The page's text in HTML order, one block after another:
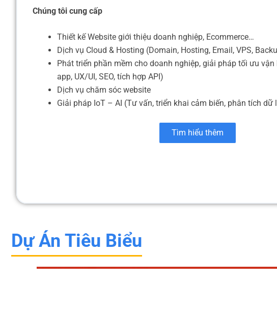
Chúng tôi cung cấp
Thiết kế Website giới thiệu doanh nghiệp, Ecommerce…
Dịch vụ Cloud & Hosting (Domain, Hosting, Email, VPS,
Phát triển phần mềm cho doanh nghiệp, giải pháp tối ưu
app, UX/UI, SEO, tích hợp API)
Dịch vụ chăm sóc website
Giải pháp IoT – AI (Tư vấn, triển khai cảm biến, phân tích dữ
Tìm hiểu thêm
Dự Án Tiêu Biểu